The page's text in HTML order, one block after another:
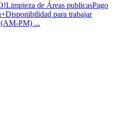
de Áreas publicasPago
para trabajar
PM) ...